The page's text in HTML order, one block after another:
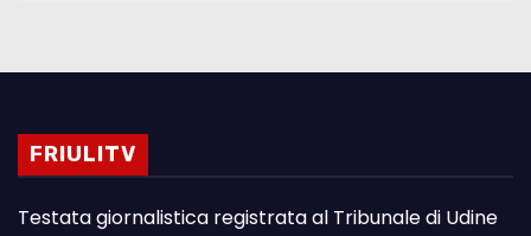
FRIULITV
Testata giornalistica registrata al Tribunale di Udine